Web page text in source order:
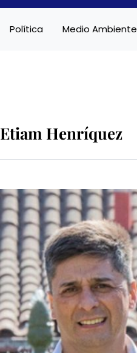
Política Medio Ambiente
Etiam Henríquez